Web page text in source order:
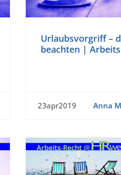
Urlaubsvorgriff –
beachten |
23apr2019 Anna